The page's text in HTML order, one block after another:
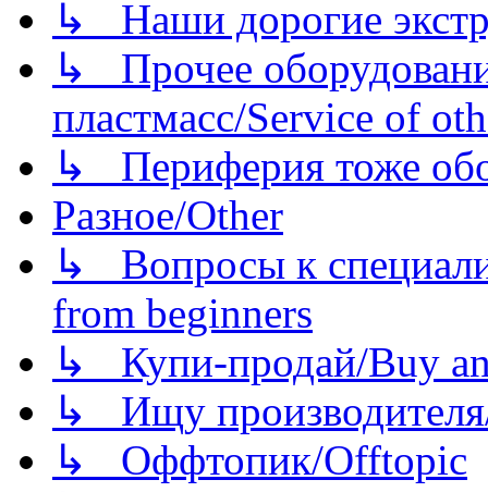
↳ Наши дорогие
↳ Прочее
пластмасс/Service of
↳ Периферия тоже
Разное/Other
↳ Вопросы к
from beginners
↳ Купи-продай/Buy
↳ Ищу
↳ Оффтопик/Offtopic